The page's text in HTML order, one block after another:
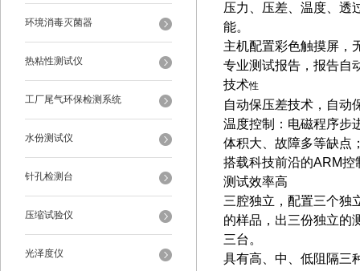
环境消毒灭菌器
热粘性测试仪
工厂尾气环保检测系统
水份测试仪
针孔检测台
压缩试验仪
光泽度仪
压力、压差、温度、透
能。
主机配置彩色触摸屏，
专业测试报告，报告自
技术性
自动保压差技术，自动
温度控制：电磁程序步
体积大、故障多等缺点
搭载科技前沿的ARM
测试效率高
三腔独立，配置三个独
的样品，出三份独立的
三台。
具有高、中、低阻隔三